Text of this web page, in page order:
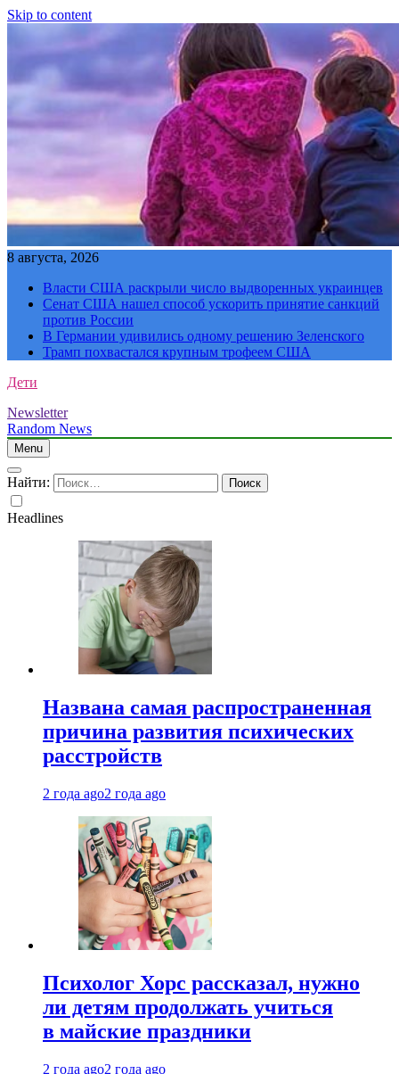
Skip to content
8 августа, 2026
Власти США раскрыли число выдворенных украинцев
Сенат США нашел способ ускорить принятие санкций
против России
В Германии удивились одному решению Зеленского
Трамп похвастался крупным трофеем США
Дети
Newsletter
Random News
Menu
Найти:
Headlines
Названа самая распространенная
причина развития психических
расстройств
2 года ago2 года ago
Психолог Хорс рассказал, нужно
ли детям продолжать учиться
в майские праздники
2 года ago2 года ago